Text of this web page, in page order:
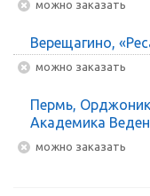
Можно заказать
Верещагино,
Можно заказать
Пермь,
Академика
Можно заказать